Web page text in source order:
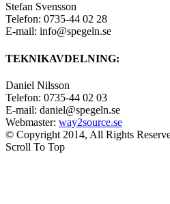
Stefan Svensson
Telefon: 0735-44 02 28
E-mail: info@spegeln.se
TEKNIKAVDELNING:
Daniel Nilsson
Telefon: 0735-44 02 03
E-mail: daniel@spegeln.se
Webmaster: way2source.se
© Copyright 2014, All Rights
Scroll To Top